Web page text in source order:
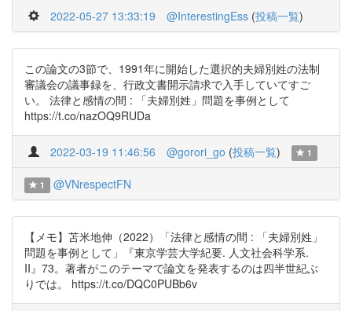
2022-05-27 13:33:19 @InterestingEss (投稿一覧)
この論文の3節で、1991年に開始した選択的夫婦別姓の法制
審議会の議事録を、行政文書開示請求で入手していてすご
い。 法律と感情の間 : 「夫婦別姓」問題を事例として
https://t.co/nazOQ9RUDa
2022-03-19 11:46:56 @gorori_go (投稿一覧) 1
1 @VNrespectFN
【メモ】苫米地伸（2022）「法律と感情の間 : 「夫婦別姓」
問題を事例として」『東京学芸大学紀要. 人文社会科学系.
II』73。著者がこのテーマで論文を発表するのは四半世紀ぶ
りでは。 https://t.co/DQC0PUBb6v